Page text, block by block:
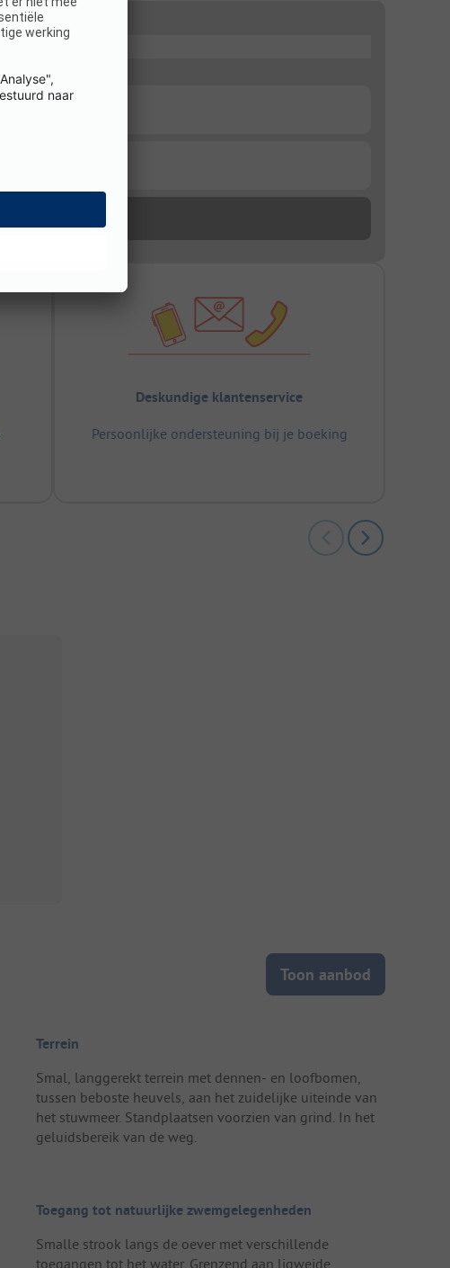
Deskundige klantenservice
Persoonlijke ondersteuning bij je boeking
Toon aanbod
Terrein
Smal, langgerekt terrein met dennen- en loofbomen,
tussen beboste heuvels, aan het zuidelijke uiteinde van
het stuwmeer. Standplaatsen voorzien van grind. In het
geluidsbereik van de weg.
Toegang tot natuurlijke zwemgelegenheden
Smalle strook langs de oever met verschillende
toegangen tot het water. Grenzend aan ligweide.